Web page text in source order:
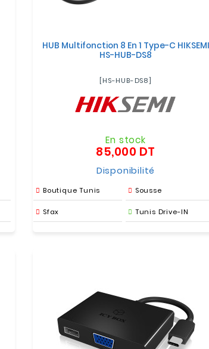
HUB Multifonction 8 En 1 Type-C HIKSEMI
HS-HUB-DS8
[HS-HUB-DS8]
En stock
85,000 DT
Disponibilité
Boutique Tunis Sousse
Sfax Tunis Drive-IN